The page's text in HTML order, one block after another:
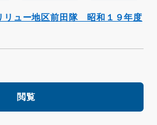
ュー地区前田隊 昭和１９年度
閲覧